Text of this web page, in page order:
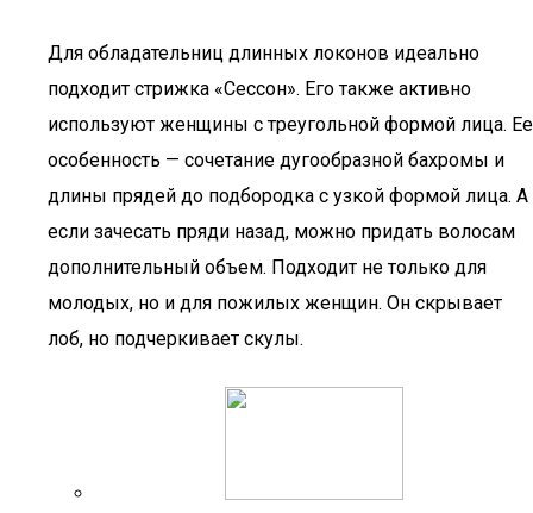
Для обладательниц длинных локонов идеально
подходит стрижка «Сессон». Его также активно
используют женщины с треугольной формой лица. Ее
особенность — сочетание дугообразной бахромы и
длины прядей до подбородка с узкой формой лица. А
если зачесать пряди назад, можно придать волосам
дополнительный объем. Подходит не только для
молодых, но и для пожилых женщин. Он скрывает
лоб, но подчеркивает скулы.